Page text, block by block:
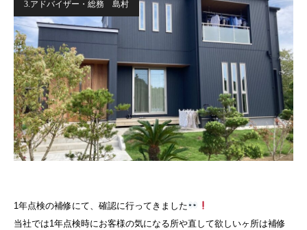
3.アドバイザー・総務 島村
1年点検の補修にて、確認に行ってきました
当社では1年点検時にお客様の気になる所や直して欲しいヶ所は補修